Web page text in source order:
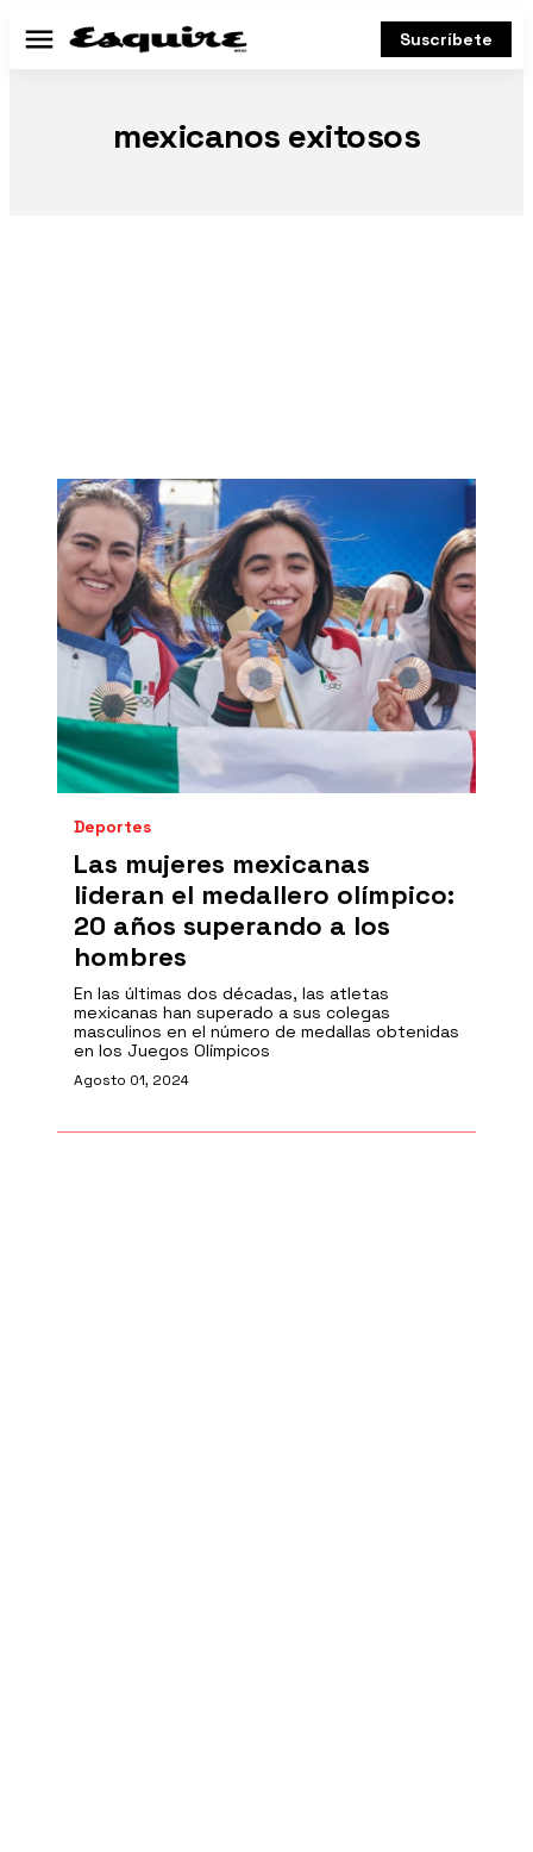
Menú Suscríbete
mexicanos exitosos
Deportes
Las mujeres mexicanas
lideran el medallero olímpico:
20 años superando a los
hombres
En las últimas dos décadas, las atletas
mexicanas han superado a sus colegas
masculinos en el número de medallas obtenidas
en los Juegos Olímpicos
Agosto 01, 2024